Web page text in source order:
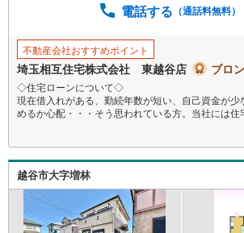
電話する （通話料無料）
不動産会社おすすめポイント
埼玉相互住宅株式会社 東越谷店 ブロ
◇住宅ローンについて◇
現在借入れがある、勤続年数が短い、自己資金が少
めるか心配・・・そう思われている方。当社には住
◇買取保証付き売却システム◇
お住み替えでご自宅が売れない、不動産早期現金
活動を依頼しているが売れない・・・そう思われて
約に至らなかった場合、予め設定させていただい
ます。
越谷の戸建、土地、マンション買取は弊社まで！
越谷市大字増林